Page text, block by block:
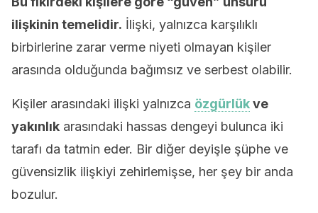
ilişkinin temelidir. İlişki, yalnızca karşılıklı
birbirlerine zarar verme niyeti olmayan kişiler
arasında olduğunda bağımsız ve serbest olabilir.
Kişiler arasındaki ilişki yalnızca özgürlükve
yakınlık arasındaki hassas dengeyi bulunca iki
tarafı da tatmin eder. Bir diğer deyişle şüphe ve
güvensizlik ilişkiyi zehirlemişse, her şey bir anda
bozulur.